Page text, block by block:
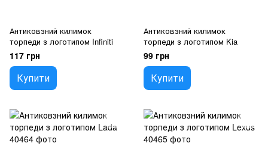
Антиковзний килимок
торпеди з логотипом Infiniti
117 грн
Купити
Антиковзний килимок
торпеди з логотипом Kia
99 грн
Купити